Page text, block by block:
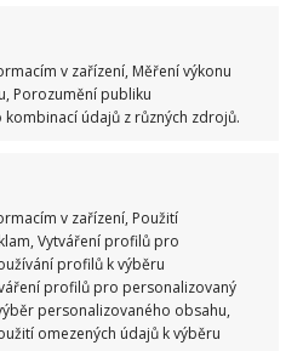
v zařízení, Měření výkonu
Porozumění publiku
údajů z různých zdrojů.
v zařízení, Použití
Vytváření profilů pro
profilů k výběru
profilů pro personalizovaný
personalizovaného obsahu,
omezených údajů k výběru
původního čalounění,
pro střih nového. Područky
zatímco hlavní zbytek
sametu v barvě královské
plstí. Třešničkou na
daly křeslům styl.